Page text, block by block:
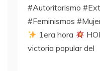
#Autoritarismo
#Feminismos
1era hora
victoria popular del